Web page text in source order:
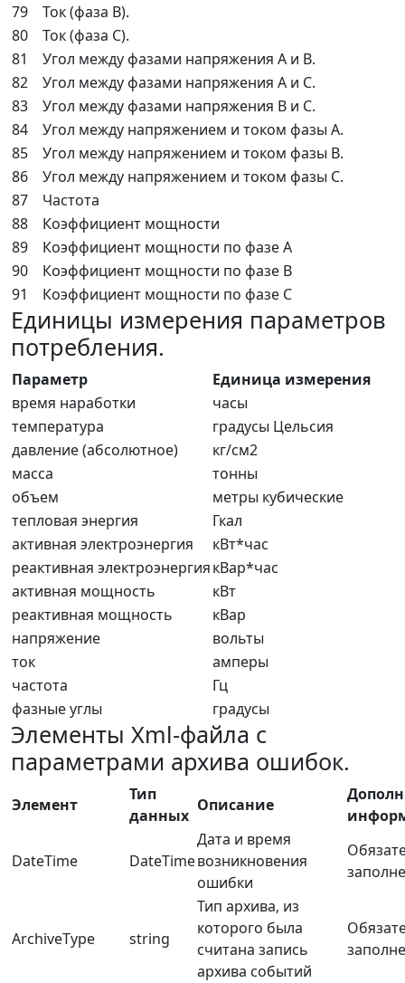
79
Ток (фаза B).
80
Ток (фаза C).
81
Угол между фазами напряжения A и B.
82
Угол между фазами напряжения A и C.
83
Угол между фазами напряжения B и C.
84
Угол между напряжением и током фазы A.
85
Угол между напряжением и током фазы B.
86
Угол между напряжением и током фазы C.
87
Частота
88
Коэффициент мощности
89
Коэффициент мощности по фазе A
90
Коэффициент мощности по фазе B
91
Коэффициент мощности по фазе C
Единицы измерения параметров
потребления.
Параметр
Единица измерения
время наработки
часы
температура
градусы Цельсия
давление (абсолютное)
кг/см2
масса
тонны
объем
метры кубические
тепловая энергия
Гкал
активная электроэнергия
кВт*час
реактивная электроэнергиякВар*час
активная мощность
кВт
реактивная мощность
кВар
напряжение
вольты
ток
амперы
частота
Гц
фазные углы
градусы
Элементы Xml-файла с
параметрами архива ошибок.
Элемент
Тип
данных
Описание
DateTime DateTime
Дата и время
возникновения
ошибки
ArchiveType string
Тип архива, из
которого была
считана запись
архива событий